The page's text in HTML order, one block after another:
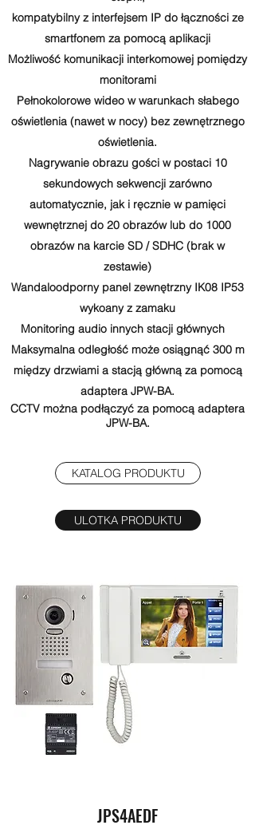
kompatybilny z interfejsem IP do łączności ze
smartfonem za pomocą aplikacji
Możliwość komunikacji interkomowej pomiędzy
monitorami
Pełnokolorowe wideo w warunkach słabego
oświetlenia (nawet w nocy) bez zewnętrznego
oświetlenia.
Nagrywanie obrazu gości w postaci 10
sekundowych sekwencji zarówno
automatycznie, jak i ręcznie w pamięci
wewnętrznej do 20 obrazów lub do 1000
obrazów na karcie SD / SDHC (brak w
zestawie)
Wandaloodporny panel zewnętrzny IK08 IP53
wykoany z zamaku
Monitoring audio innych stacji głównych
Maksymalna odległość może osiągnąć 300 m
między drzwiami a stacją główną za pomocą
adaptera JPW-BA.
CCTV można podłączyć za pomocą adaptera
JPW-BA.
KATALOG PRODUKTU
ULOTKA PRODUKTU
JPS4AEDF